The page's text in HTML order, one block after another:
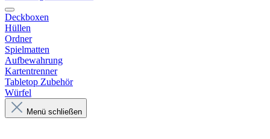
Deckboxen
Hüllen
Ordner
Spielmatten
Aufbewahrung
Kartentrenner
Tabletop Zubehör
Würfel
Menü schließen